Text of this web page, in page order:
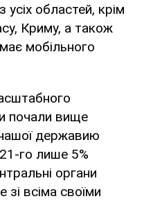
усіх областей, крім
Криму, а також
мобільного
почали вище
державию
го лише 5%
органи
всіма своїми